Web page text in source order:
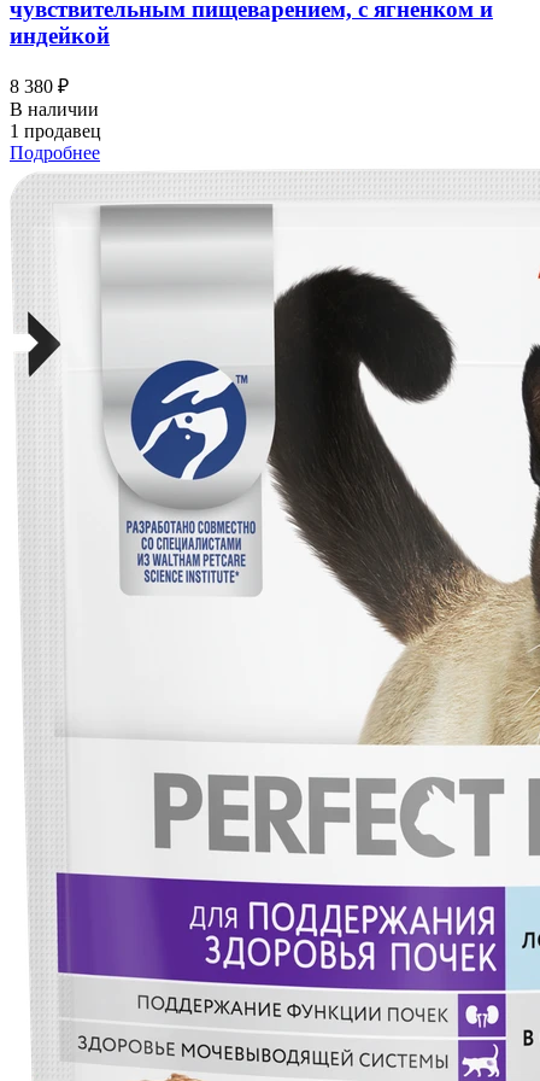
чувствительным пищеварением, с ягненком и
индейкой
8 380 ₽
В наличии
1 продавец
Подробнее